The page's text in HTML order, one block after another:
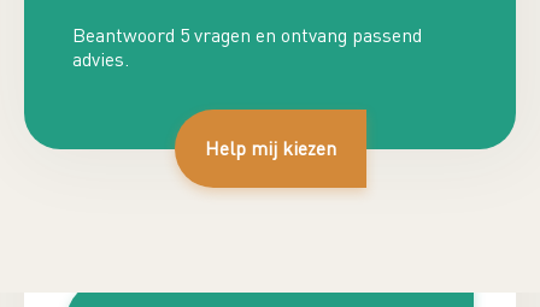
Beantwoord 5 vragen en ontvang passend
advies.
Help mij kiezen
Plan adviesgesprek